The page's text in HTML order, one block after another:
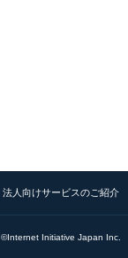
法人向けサービスのご紹介
©Internet Initiative Japan Inc.